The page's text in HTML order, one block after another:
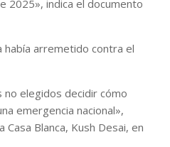
2025», indica el documento
había arremetido contra el
elegidos decidir cómo
emergencia nacional»,
Blanca, Kush Desai, en